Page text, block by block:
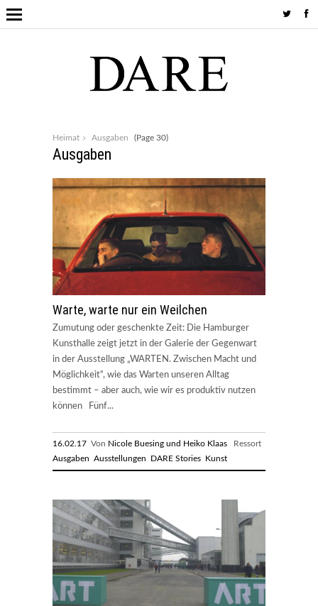
Heimat Ausgaben (Page 30)
Ausgaben
Warte, warte nur ein Weilchen
Zumutung oder geschenkte Zeit: Die Hamburger
Kunsthalle zeigt jetzt in der Galerie der Gegenwart
in der Ausstellung „WARTEN. Zwischen Macht und
Möglichkeit“, wie das Warten unseren Alltag
bestimmt – aber auch, wie wir es produktiv nutzen
können Fünf...
16.02.17 Von Nicole Buesing und Heiko Klaas Ressort
Ausgaben Ausstellungen DARE Stories Kunst